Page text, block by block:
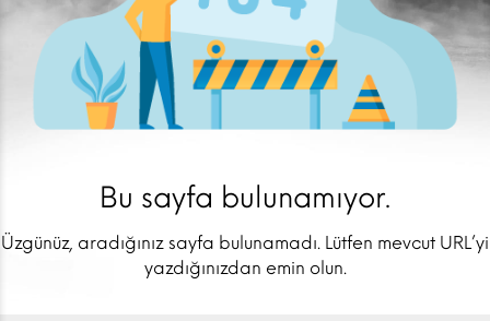
Bu sayfa bulunamıyor.
Üzgünüz, aradığınız sayfa bulunamadı. Lütfen mevcut URL’yi
yazdığınızdan emin olun.